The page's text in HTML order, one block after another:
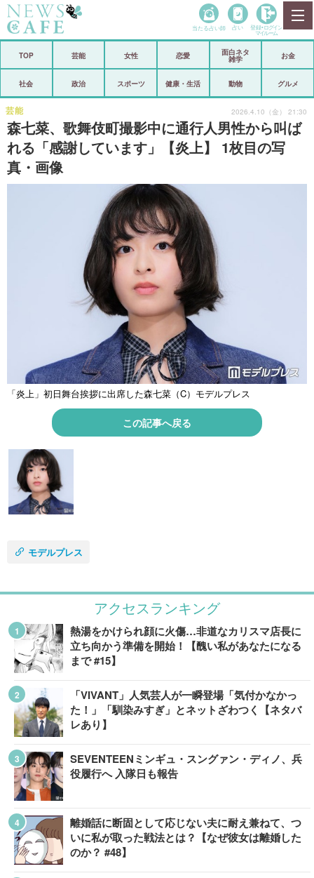
政治
芸能 スポーツ
恋愛
アリ／ナシ
ショップ
登録・ログイン/マイルーム
当たる占い師 占い 登録• ログイン
マイルーム
TOP 芸能 女性 恋愛
面白ネタ
雑学
お金
社会 政治 スポーツ 健康・生活 動物 グルメ
森七菜、歌舞伎町撮影中に通行人男性から叫ば
れる「感謝しています」【炎上】 1枚目の写
真・画像
芸能 2026.4.10（金） 21:30
「炎上」初日舞台挨拶に出席した森七菜（C）モデルプレス
この記事へ戻る
モデルプレス
アクセスランキング
熱湯をかけられ顔に火傷…非道なカリスマ店長に
立ち向かう準備を開始！【醜い私があなたになる
まで #15】
「VIVANT」人気芸人が一瞬登場「気付かなかっ
た！」「馴染みすぎ」とネットざわつく【ネタバ
レあり】
SEVENTEENミンギュ・スングァン・ディノ、兵
役履行へ 入隊日も報告
離婚話に断固として応じない夫に耐え兼ねて、つ
いに私が取った戦法とは？【なぜ彼女は離婚した
のか？ #48】